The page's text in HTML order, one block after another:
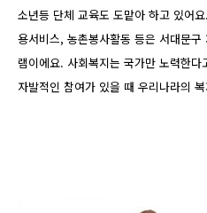
소년등 단체 교육도 도맡아 하고 있어
용서비스, 농촌봉사활동 등은 서대문
램이에요. 사회복지는 국가만 노력한
자발적인 참여가 있을 때 우리나라의